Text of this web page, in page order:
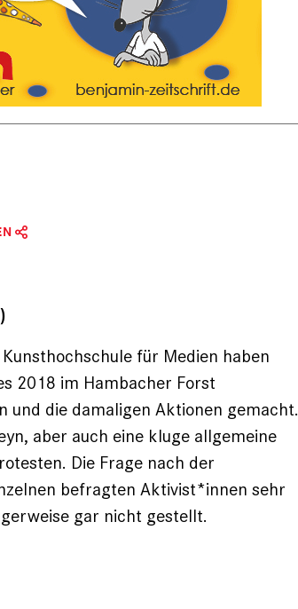
für Medien haben
2018 im Hambacher Forst
die damaligen Aktionen gemacht.
aber auch eine kluge allgemeine
Die Frage nach der
befragten Aktivist*innen sehr
gar nicht gestellt.